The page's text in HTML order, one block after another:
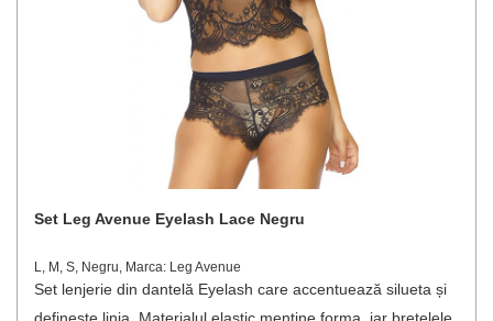
Set Leg Avenue Eyelash Lace Negru
L, M, S, Negru, Marca: Leg Avenue
Set lenjerie din dantelă Eyelash care accentuează silueta și